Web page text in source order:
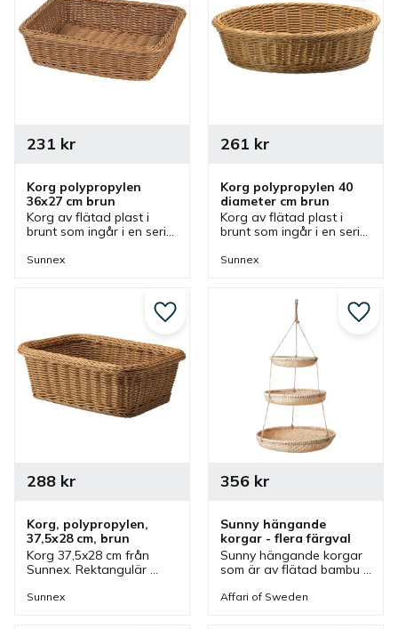
Korg polypropylen
36x27 cm brun
Korg av flätad plast i
brunt som ingår i en serie
finns. En tålig
brödkorg eller fruktkorg.
231 kr
Sunnex
Korg polypropylen 40
diameter cm brun
Korg av flätad plast i
brunt som ingår i en serie
finns. En tålig rund korg
261 kr
Sunnex
Korg, polypropylen,
37,5x28 cm, brun
Korg 37,5x28 cm från
Sunnex. Rektangulär
brunt. En korg som ingår
288kr
Sunnex
Lägg till i favoriter
Sunny hängande
korgar - flera färgval
Sunny hängande korgar
som är av flätad bambu
öppen struktur som
356kr
Affari of Sweden
Lägg